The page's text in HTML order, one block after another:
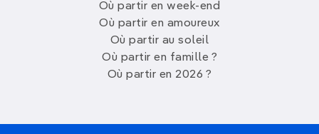
Où partir en week-end
Où partir en amoureux
Où partir au soleil
Où partir en famille ?
Où partir en 2026 ?